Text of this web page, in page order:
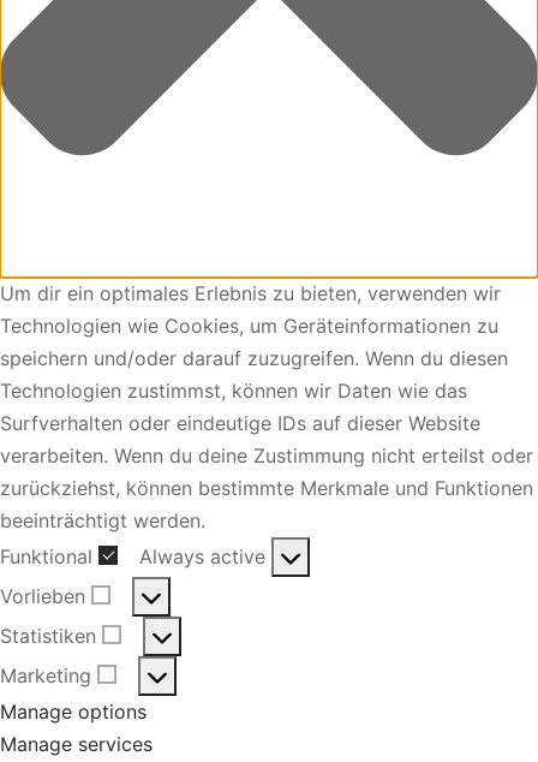
Um dir ein optimales Erlebnis zu bieten, verwenden wir
Technologien wie Cookies, um Geräteinformationen zu
speichern und/oder darauf zuzugreifen. Wenn du diesen
Technologien zustimmst, können wir Daten wie das
Surfverhalten oder eindeutige IDs auf dieser Website
verarbeiten. Wenn du deine Zustimmung nicht erteilst oder
zurückziehst, können bestimmte Merkmale und Funktionen
beeinträchtigt werden.
Funktional
Funktional
Always active
Vorlieben
Vorlieben
Statistiken
Statistiken
Marketing
Marketing
Manage options
Manage services